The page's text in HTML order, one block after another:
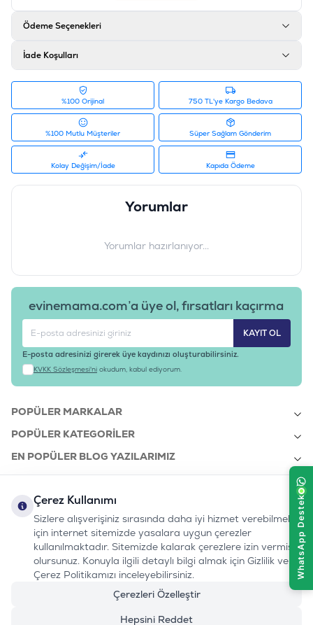
Ödeme Seçenekleri
İade Koşulları
%100 Orijinal 750 TL'ye Kargo Bedava
%100 Mutlu Müşteriler Süper Sağlam Gönderim
Kolay Değişim/İade Kapıda Ödeme
Yorumlar
Yorumlar hazırlanıyor...
evinemama.com’a üye ol, fırsatları kaçırma
KAYIT OL
E-posta adresinizi girerek üye kaydınızı oluşturabilirsiniz.
KVKK Sözleşmesi'ni okudum, kabul ediyorum.
POPÜLER MARKALAR
POPÜLER KATEGORILER
EN POPÜLER BLOG YAZILARIMIZ
KURUMSAL
bizi takip edin:
Instagram
Youtube
TiktokFacebook
Linkedin
www.evinemama.com
0232 7000 212
%100 MUTLU
MÜŞTERI HATTI
Çerez Kullanımı
Sizlere alışverişiniz sırasında daha iyi hizmet verebilmek
için internet sitemizde yasalara uygun çerezler
kullanılmaktadır. Sitemizde kalarak çerezlere izin vermiş
olursunuz. Konuyla ilgili detaylı bilgi almak için Gizlilik ve
Çerez Politikamızı inceleyebilirsiniz.
Çerezleri Özelleştir
Hepsini Reddet